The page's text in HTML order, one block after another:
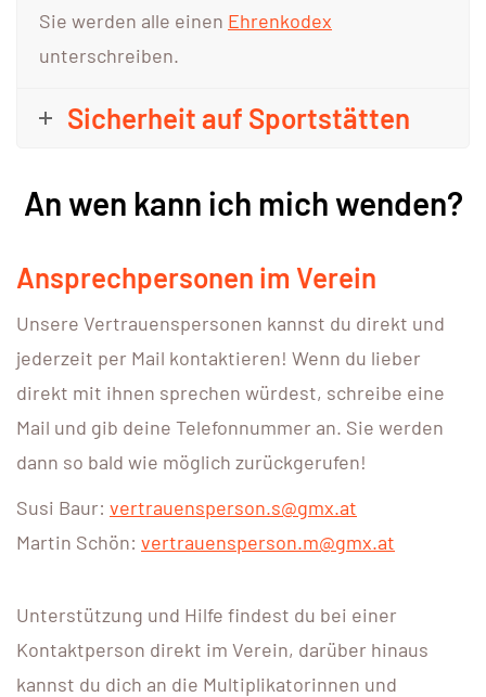
Sie werden alle einen Ehrenkodex
unterschreiben.
Sicherheit auf Sportstätten
An wen kann ich mich wenden?
Ansprechpersonen im Verein
Unsere Vertrauenspersonen kannst du direkt und
jederzeit per Mail kontaktieren! Wenn du lieber
direkt mit ihnen sprechen würdest, schreibe eine
Mail und gib deine Telefonnummer an. Sie werden
dann so bald wie möglich zurückgerufen!
Susi Baur: vertrauensperson.s@gmx.at
Martin Schön: vertrauensperson.m@gmx.at
Unterstützung und Hilfe findest du bei einer
Kontaktperson direkt im Verein, darüber hinaus
kannst du dich an die Multiplikatorinnen und